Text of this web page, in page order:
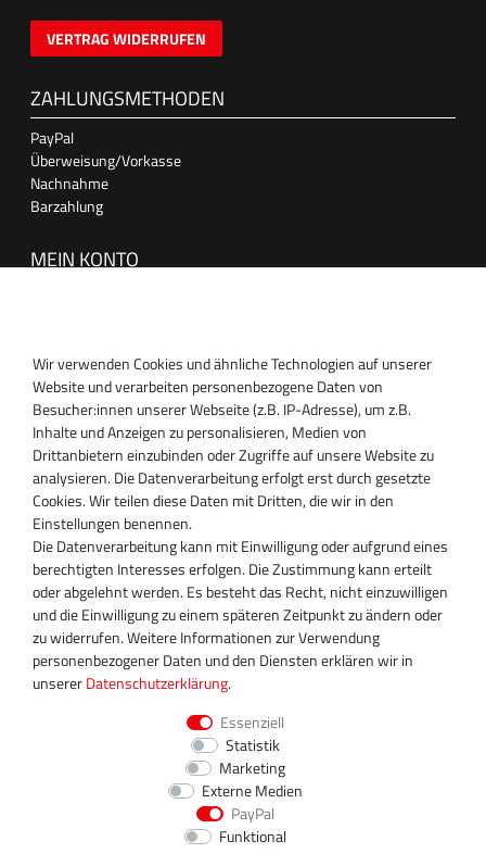
VERTRAG WIDERRUFEN
ZAHLUNGSMETHODEN
PayPal
Überweisung/Vorkasse
Nachnahme
Barzahlung
MEIN KONTO
SUPPORT
Inhaber:
Magnos Turbosystems GmbH
Miraustraße 27-29
D-13509 Berlin
+49 30 340 606 740
+49 30 340 606 740
+49 30 340 606 745
info@turboservice24.de
Aktuelle Öffnungszeiten
Mo-Fr: 08:00 Uhr - 18:00 Uhr
Sa: geschlossen
Wir verwenden Cookies und ähnliche Technologien auf unserer
Website und verarbeiten personenbezogene Daten von
Besucher:innen unserer Webseite (z.B. IP-Adresse), um z.B.
Inhalte und Anzeigen zu personalisieren, Medien von
Drittanbietern einzubinden oder Zugriffe auf unsere Website zu
analysieren. Die Datenverarbeitung erfolgt erst durch gesetzte
Cookies. Wir teilen diese Daten mit Dritten, die wir in den
Einstellungen benennen.
Die Datenverarbeitung kann mit Einwilligung oder aufgrund eines
berechtigten Interesses erfolgen. Die Zustimmung kann erteilt
oder abgelehnt werden. Es besteht das Recht, nicht einzuwilligen
und die Einwilligung zu einem späteren Zeitpunkt zu ändern oder
zu widerrufen. Weitere Informationen zur Verwendung
personenbezogener Daten und den Diensten erklären wir in
unsererDaten­schutz­erklärung.
Essenziell
Statistik
Marketing
Externe Medien
PayPal
Funktional